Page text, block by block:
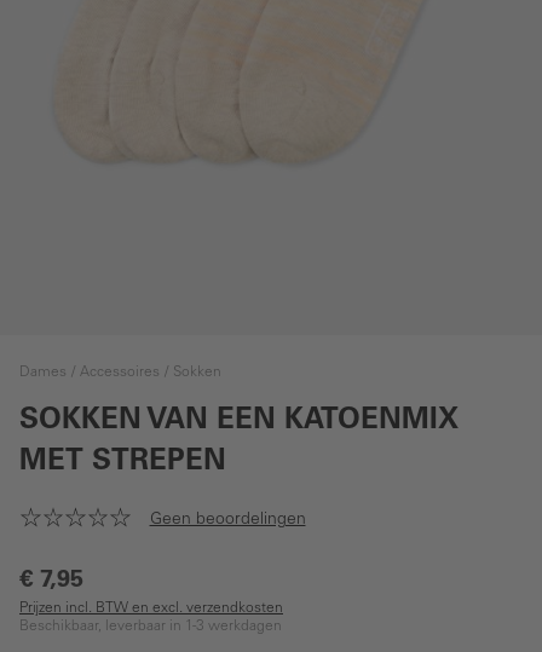
Dames Accessoires Sokken
SOKKEN VAN EEN KATOENMIX
MET STREPEN
Geen beoordelingen
€ 7,95
Prijzen incl. BTW en excl. verzendkosten
Beschikbaar, leverbaar in 1-3 werkdagen